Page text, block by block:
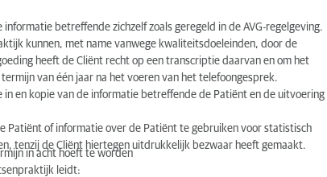
betreffende zichzelf zoals geregeld in de AVG-regelgeving.
kunnen, met name vanwege kwaliteitsdoeleinden, door de
heeft de Cliënt recht op een transcriptie daarvan en om het
van één jaar na het voeren van het telefoongesprek.
en kopie van de informatie betreffende de Patiënt en de uitvoering
of informatie over de Patiënt te gebruiken voor statistisch
tenzij de Cliënt hiertegen uitdrukkelijk bezwaar heeft gemaakt.
in acht hoeft te worden
leidt: